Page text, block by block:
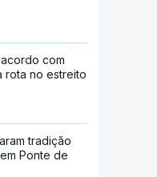
com
rota no estreito
tradição
Ponte de